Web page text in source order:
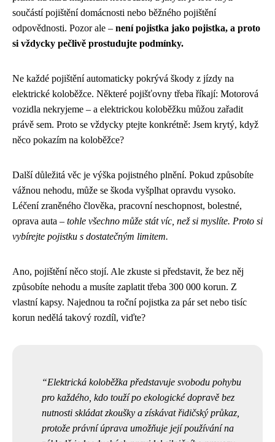
součástí pojištění domácnosti nebo běžného pojištění
odpovědnosti. Pozor ale – není pojistka jako pojistka, a proto
si vždycky pečlivě prostudujte podmínky.
Ne každé pojištění automaticky pokrývá škody z jízdy na
elektrické koloběžce. Některé pojišťovny třeba říkají: Motorová
vozidla nekryjeme – a elektrickou koloběžku můžou zařadit
právě sem. Proto se vždycky ptejte konkrétně: Jsem krytý, když
něco pokazím na koloběžce?
Další důležitá věc je výška pojistného plnění. Pokud způsobíte
vážnou nehodu, může se škoda vyšplhat opravdu vysoko.
Léčení zraněného člověka, pracovní neschopnost, bolestné,
oprava auta – tohle všechno může stát víc, než si myslíte. Proto si
vybírejte pojistku s dostatečným limitem.
Ano, pojištění něco stojí. Ale zkuste si představit, že bez něj
způsobíte nehodu a musíte zaplatit třeba 300 000 korun. Z
vlastní kapsy. Najednou ta roční pojistka za pár set nebo tisíc
korun nedělá takový rozdíl, viďte?
Elektrická koloběžka představuje svobodu pohybu
pro každého, kdo touží po ekologické dopravě bez
nutnosti skládat zkoušky a získávat řidičský průkaz,
protože právní úprava umožňuje její používání na